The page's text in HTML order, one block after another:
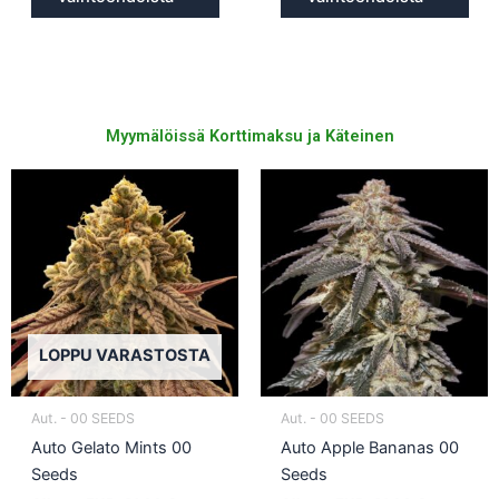
Myymälöissä Korttimaksu ja Käteinen
LOPPU VARASTOSTA
Aut. - 00 SEEDS
Auto Gelato Mints 00
Seeds
useampi
muunnelma.
Voit
valinnat
tuotteen
Aut. - 00 SEEDS
Auto Apple Bananas 00
Seeds